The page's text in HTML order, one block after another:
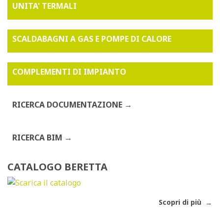
UNITA' TERMALI
SCALDABAGNI A GAS E POMPE DI CALORE
COMPLEMENTI DI IMPIANTO
RICERCA DOCUMENTAZIONE
RICERCA BIM
CATALOGO BERETTA
Scopri di più